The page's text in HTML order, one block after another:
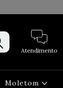
Atendimento
Moletom